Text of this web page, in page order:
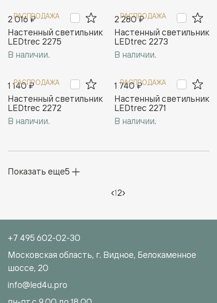
РАСПРОДАЖА
2 016 ₽
Настенный светильник
LEDtrec 2275
В наличии.
РАСПРОДАЖА
2 280 ₽
Настенный светильник
LEDtrec 2273
В наличии.
РАСПРОДАЖА
1 140 ₽
Настенный светильник
LEDtrec 2272
В наличии.
РАСПРОДАЖА
1 740 ₽
Настенный светильник
LEDtrec 2271
В наличии.
Показать еще5
‹12›
+7 495 602-02-30
Московская область, г. Видное, Белокаменное
шоссе, 20
info@led4u.pro